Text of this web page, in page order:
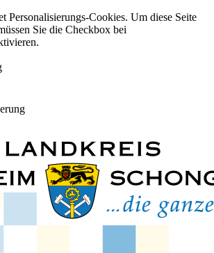
Personalisierungs-Cookies. Um diese Seite
Sie die Checkbox bei